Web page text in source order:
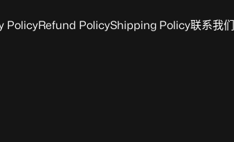
PolicyRefund PolicyShipping Policy联系我们